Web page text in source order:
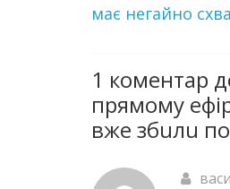
має негайно
1 коментар
прямому
вже збuлu